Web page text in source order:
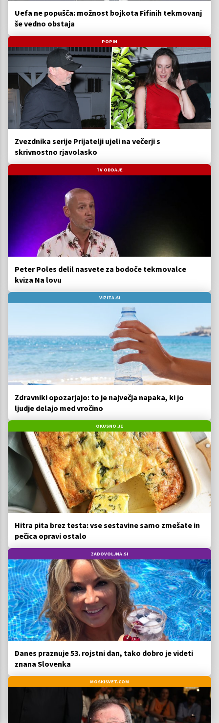
Uefa ne popušča: možnost bojkota Fifinih tekmovanj
še vedno obstaja
POPIN
Zvezdnika serije Prijatelji ujeli na večerji s
skrivnostno rjavolasko
TV ODDAJE
Peter Poles delil nasvete za bodoče tekmovalce
kviza Na lovu
VIZITA.SI
Zdravniki opozarjajo: to je največja napaka, ki jo
ljudje delajo med vročino
OKUSNO.JE
Hitra pita brez testa: vse sestavine samo zmešate in
pečica opravi ostalo
ZADOVOLJNA.SI
Danes praznuje 53. rojstni dan, tako dobro je videti
znana Slovenka
MOSKISVET.COM